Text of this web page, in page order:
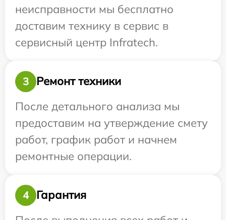
неисправности мы бесплатно
доставим технику в сервис в
сервисный центр Infratech.
3
Ремонт техники
После детального анализа мы
предоставим на утверждение смету
работ, график работ и начнем
ремонтные операции.
4
Гарантия